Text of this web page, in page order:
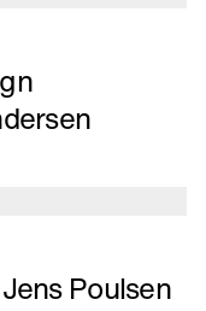
Jens Poulsen